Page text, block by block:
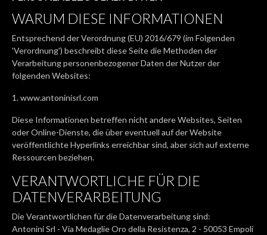
WARUM DIESE INFORMATIONEN
Entsprechend der Verordnung (EU) 2016/679 (im Folgenden
'Verordnung') beschreibt diese Seite die Methoden der
Verarbeitung personenbezogener Daten der Nutzer der
folgenden Websites:
1. www.antoninisrl.com
Diese Informationen betreffen nicht andere Websites, Seiten
oder Online-Dienste, die über eventuell auf der Website
veröffentlichte Hyperlinks erreichbar sind, aber sich auf externe
Ressourcen beziehen.
VERANTWORTLICHE FÜR DIE
DATENVERARBEITUNG
Die Verantwortlichen für die Datenverarbeitung sind:
Antonini Srl - Via Medaglie Oro della Resistenza, 2 - 50053 Empoli